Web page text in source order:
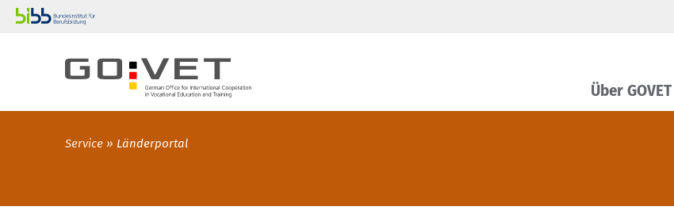
Über GOVET
Service Länderportal